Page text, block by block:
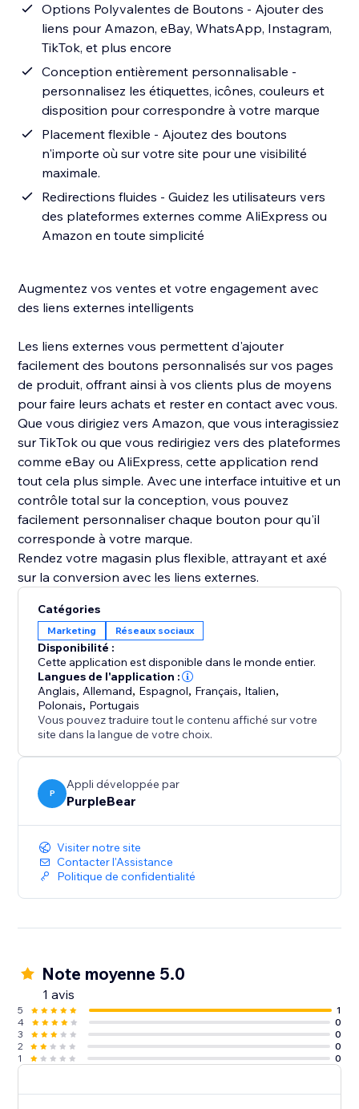
Options Polyvalentes de Boutons - Ajouter des
liens pour Amazon, eBay, WhatsApp, Instagram,
TikTok, et plus encore
Conception entièrement personnalisable -
personnalisez les étiquettes, icônes, couleurs et
disposition pour correspondre à votre marque
Placement flexible - Ajoutez des boutons
n'importe où sur votre site pour une visibilité
maximale.
Redirections fluides - Guidez les utilisateurs vers
des plateformes externes comme AliExpress ou
Amazon en toute simplicité
Augmentez vos ventes et votre engagement avec
des liens externes intelligents
Les liens externes vous permettent d'ajouter
facilement des boutons personnalisés sur vos pages
de produit, offrant ainsi à vos clients plus de moyens
pour faire leurs achats et rester en contact avec vous.
Que vous dirigiez vers Amazon, que vous interagissiez
sur TikTok ou que vous redirigiez vers des plateformes
comme eBay ou AliExpress, cette application rend
tout cela plus simple. Avec une interface intuitive et un
contrôle total sur la conception, vous pouvez
facilement personnaliser chaque bouton pour qu'il
corresponde à votre marque.
Rendez votre magasin plus flexible, attrayant et axé
sur la conversion avec les liens externes.
Catégories
Marketing Réseaux sociaux
Disponibilité :
Cette application est disponible dans le monde entier.
Langues de l'application :
Anglais, Allemand, Espagnol, Français, Italien,
Polonais, Portugais
Vous pouvez traduire tout le contenu affiché sur votre
site dans la langue de votre choix.
P
Appli développée par
PurpleBear
Visiter notre site
Contacter l'Assistance
Politique de confidentialité
Note moyenne 5.0
1 avis
5
1
4
0
3
0
2
0
1
0